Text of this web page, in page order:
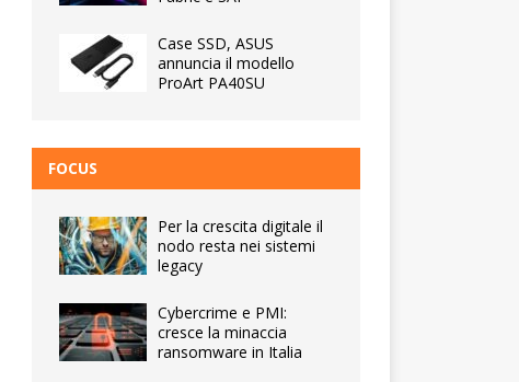
Case SSD, ASUS
annuncia il modello
ProArt PA40SU
FOCUS
Per la crescita digitale il
nodo resta nei sistemi
legacy
Cybercrime e PMI:
cresce la minaccia
ransomware in Italia